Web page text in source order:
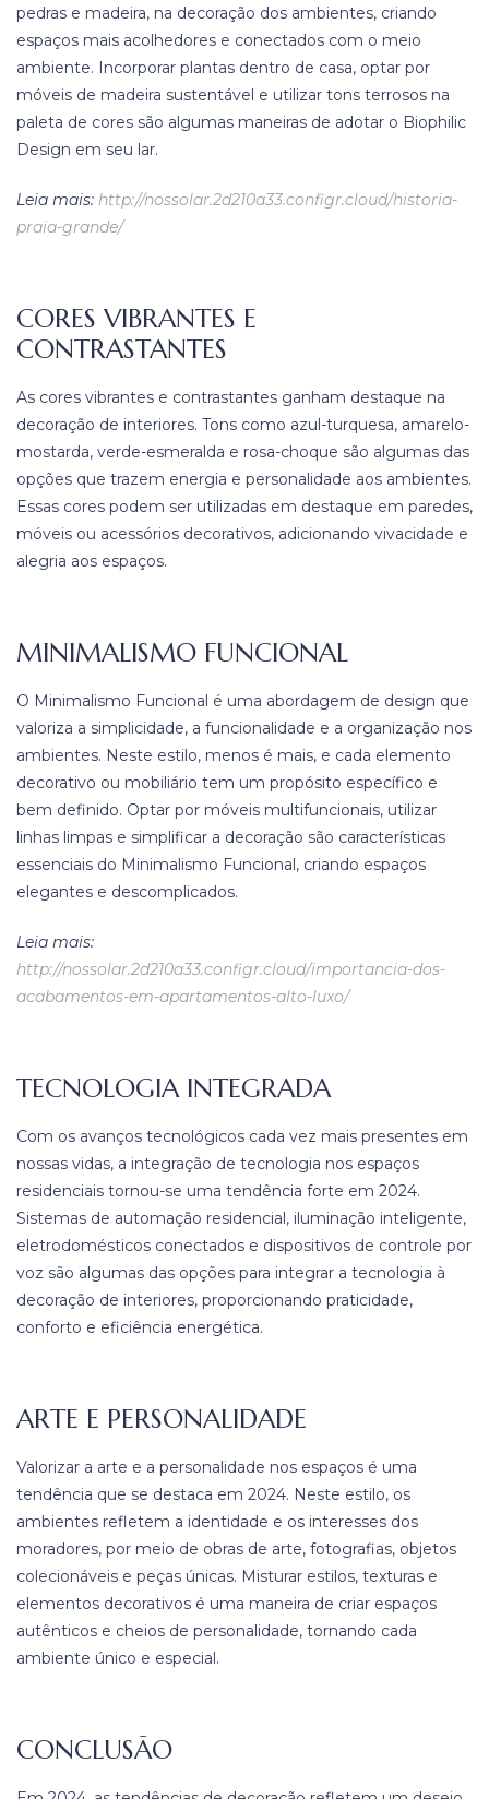
pedras e madeira, na decoração dos ambientes, criando
espaços mais acolhedores e conectados com o meio
ambiente. Incorporar plantas dentro de casa, optar por
móveis de madeira sustentável e utilizar tons terrosos na
paleta de cores são algumas maneiras de adotar o Biophilic
Design em seu lar.
Leia mais: http://nossolar.2d210a33.configr.cloud/historia-
praia-grande/
CORES VIBRANTES E
CONTRASTANTES
As cores vibrantes e contrastantes ganham destaque na
decoração de interiores. Tons como azul-turquesa, amarelo-
mostarda, verde-esmeralda e rosa-choque são algumas das
opções que trazem energia e personalidade aos ambientes.
Essas cores podem ser utilizadas em destaque em paredes,
móveis ou acessórios decorativos, adicionando vivacidade e
alegria aos espaços.
MINIMALISMO FUNCIONAL
O Minimalismo Funcional é uma abordagem de design que
valoriza a simplicidade, a funcionalidade e a organização nos
ambientes. Neste estilo, menos é mais, e cada elemento
decorativo ou mobiliário tem um propósito específico e
bem definido. Optar por móveis multifuncionais, utilizar
linhas limpas e simplificar a decoração são características
essenciais do Minimalismo Funcional, criando espaços
elegantes e descomplicados.
Leia mais:
http://nossolar.2d210a33.configr.cloud/importancia-dos-
acabamentos-em-apartamentos-alto-luxo/
TECNOLOGIA INTEGRADA
Com os avanços tecnológicos cada vez mais presentes em
nossas vidas, a integração de tecnologia nos espaços
residenciais tornou-se uma tendência forte em 2024.
Sistemas de automação residencial, iluminação inteligente,
eletrodomésticos conectados e dispositivos de controle por
voz são algumas das opções para integrar a tecnologia à
decoração de interiores, proporcionando praticidade,
conforto e eficiência energética.
ARTE E PERSONALIDADE
Valorizar a arte e a personalidade nos espaços é uma
tendência que se destaca em 2024. Neste estilo, os
ambientes refletem a identidade e os interesses dos
moradores, por meio de obras de arte, fotografias, objetos
colecionáveis e peças únicas. Misturar estilos, texturas e
elementos decorativos é uma maneira de criar espaços
autênticos e cheios de personalidade, tornando cada
ambiente único e especial.
CONCLUSÃO